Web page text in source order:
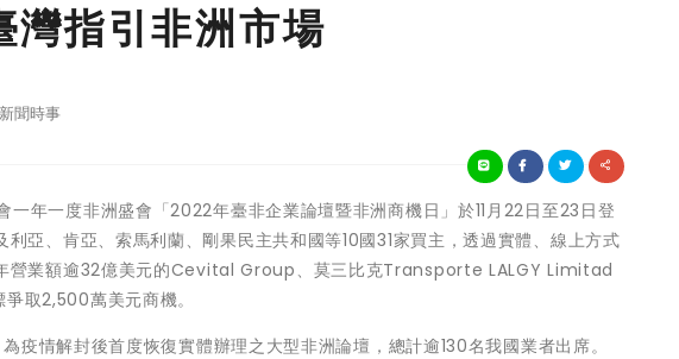
灣指引非洲市場
新聞時事
年一度非洲盛會「2022年臺非企業論壇暨非洲商機日」於11月22日至23日登
亞、肯亞、索馬利蘭、剛果民主共和國等10國31家買主，透過實體、線上方式
營業額逾32億美元的Cevital Group、莫三比克Transporte LALGY Limitad
取2,500萬美元商機。
疫情解封後首度恢復實體辦理之大型非洲論壇，總計逾130名我國業者出席。